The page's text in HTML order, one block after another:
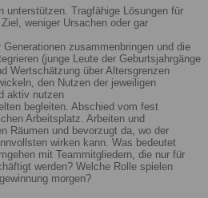
unterstützen. Tragfähige Lösungen für
weniger Ursachen oder gar
zusammenbringen und die
(junge Leute der Geburtsjahrgänge
Wertschätzung über Altersgrenzen
den Nutzen der jeweiligen
aktiv nutzen
begleiten. Abschied vom fest
Arbeitsplatz. Arbeiten und
Räumen und bevorzugt da, wo der
wirken kann. Was bedeutet
mit Teammitgliedern, die nur für
werden? Welche Rolle spielen
morgen?